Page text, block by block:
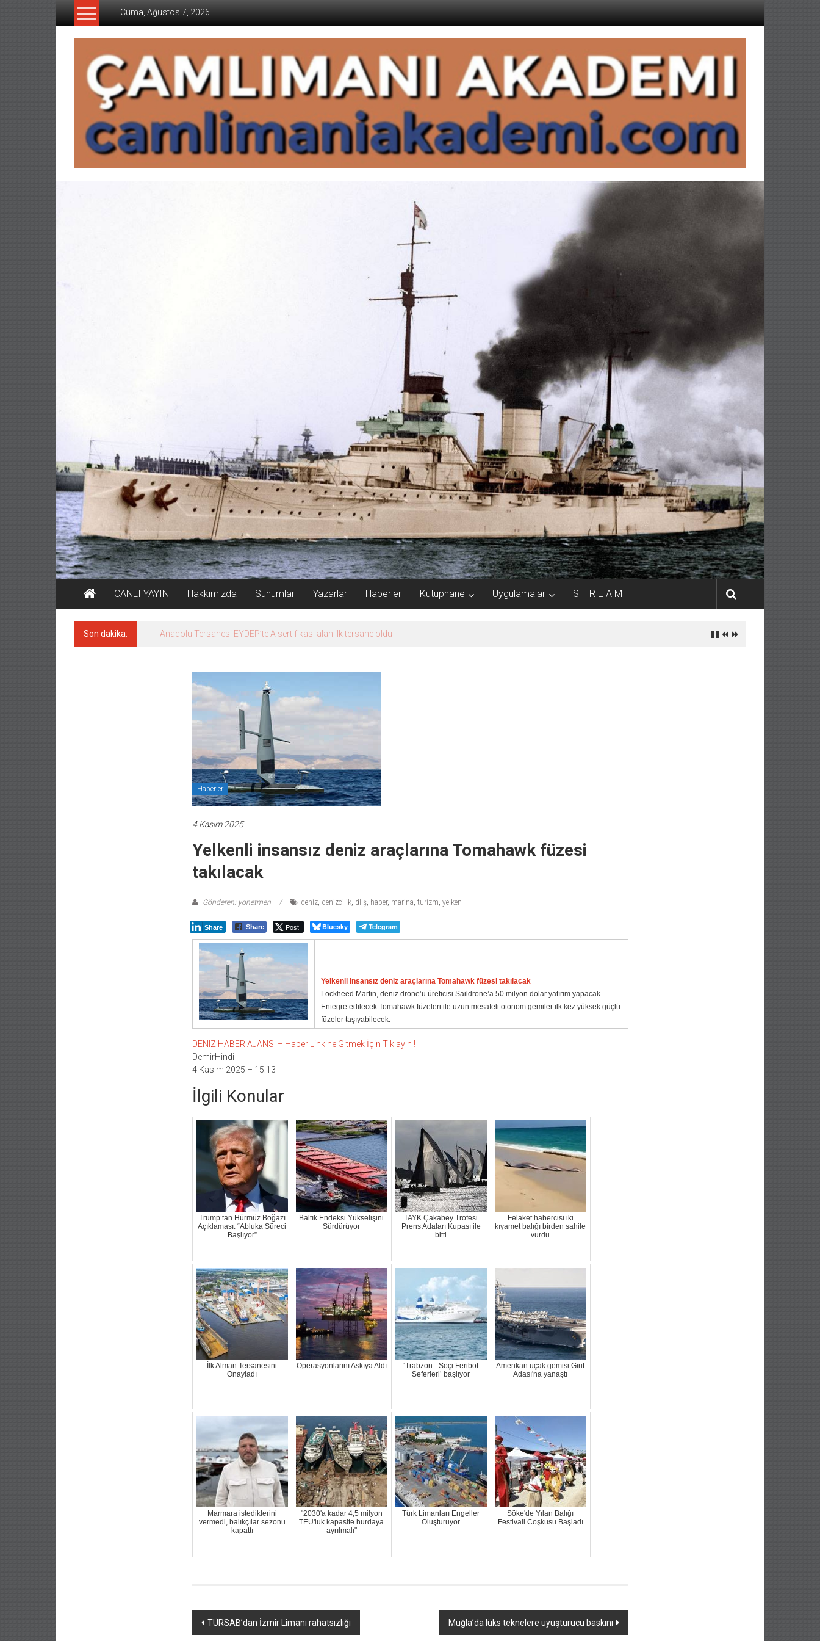
İçeriğe
Cuma, Ağustos 7, 2026
CAMLIMANI
AKADEMI
CANLI YAYIN Hakkımızda Sunumlar Yazarlar Haberler Kütüphane Uygulamalar S T R E A M
Son dakika: Derince, ILCA Masters Türkiye Şampiyonası’na ev sahipliği yapacak
Haberler
4 Kasım 2025
Yelkenli insansız deniz araçlarına Tomahawk füzesi
takılacak
Gönderen: yonetmen deniz, denizcilik, dlış, haber, marina, turizm, yelken
Share Share Post Bluesky Telegram
Yelkenli insansız deniz araçlarına Tomahawk füzesi takılacak
Lockheed Martin, deniz drone’u üreticisi Saildrone’a 50 milyon dolar yatırım yapacak.
Entegre edilecek Tomahawk füzeleri ile uzun mesafeli otonom gemiler ilk kez yüksek güçlü
füzeler taşıyabilecek.
DENIZ HABER AJANSI – Haber Linkine Gitmek İçin Tıklayın !
DemirHindi
4 Kasım 2025 – 15:13
İlgili Konular
Trump’tan Hürmüz Boğazı
Açıklaması: “Abluka Süreci
Başlıyor”
Baltık Endeksi Yükselişini
Sürdürüyor
TAYK Çakabey Trofesi
Prens Adaları Kupası ile
bitti
Felaket habercisi iki
kıyamet balığı birden sahile
vurdu
İlk Alman Tersanesini
Onayladı
Operasyonlarını Askıya Aldı
‘Trabzon - Soçi Feribot
Seferleri’ başlıyor
Amerikan uçak gemisi Girit
Adası'na yanaştı
Marmara istediklerini
vermedi, balıkçılar sezonu
kapattı
"2030'a kadar 4,5 milyon
TEU'luk kapasite hurdaya
ayrılmalı"
Türk Limanları Engeller
Oluşturuyor
Söke'de Yılan Balığı
Festivali Coşkusu Başladı
Yazı
TÜRSAB’dan İzmir Limanı rahatsızlığı Muğla’da lüks teknelere uyuşturucu baskını